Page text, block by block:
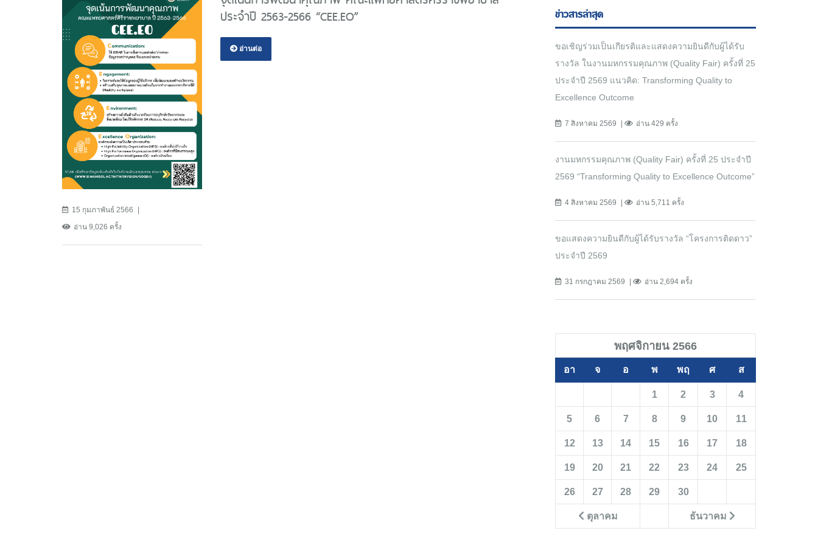
15 กุมภาพันธ์ 2566
อ่าน 9,026 ครั้ง
ประจำปี 2563-2566 “CEE.EO”
อ่านต่อ
ข่าวสารล่าสุด
ขอเชิญร่วมเป็นเกียรติและแสดงความยินดีกับผู้ได้รับ
รางวัล ในงานมหกรรมคุณภาพ (Quality Fair) ครั้งที่ 25
ประจำปี 2569 แนวคิด: Transforming Quality to
Excellence Outcome
7 สิงหาคม 2569 อ่าน 429 ครั้ง
งานมหกรรมคุณภาพ (Quality Fair) ครั้งที่ 25 ประจำปี
2569 “Transforming Quality to Excellence Outcome”
4 สิงหาคม 2569 อ่าน 5,711 ครั้ง
ขอแสดงความยินดีกับผู้ได้รับรางวัล “โครงการติดดาว”
ประจำปี 2569
31 กรกฎาคม 2569 อ่าน 2,694 ครั้ง
พฤศจิกายน 2566
อา จ อ พ พฤ ศ ส
ตุลาคม ธันวาคม
1 2 3 4
5 6 7 8 9 10 11
12 13 14 15 16 17 18
19 20 21 22 23 24 25
26 27 28 29 30